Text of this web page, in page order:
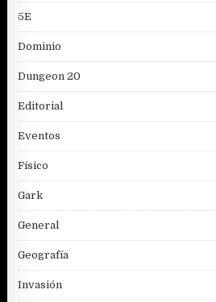
5E
Dominio
Dungeon 20
Editorial
Eventos
Físico
Gark
General
Geografía
Invasión